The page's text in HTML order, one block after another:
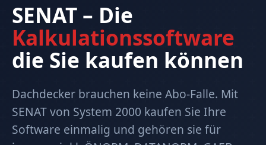
SENAT – Die
Kalkulationssoftware
die Sie kaufen können
Dachdecker brauchen keine Abo-Falle. Mit
SENAT von System 2000 kaufen Sie Ihre
Software einmalig und gehören sie für